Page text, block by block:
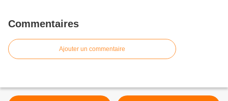
Commentaires
Ajouter un commentaire